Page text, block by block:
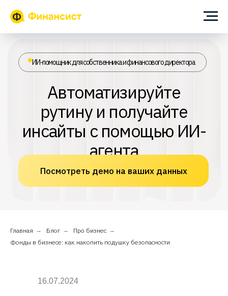
Автоматизируйте
инсайты с помощью ИИ-
агента
Посмотреть демо на ваших данных
Главная → Блог → Про бизнес →
Фонды в бизнесе: как накопить подушку безопасности
16.07.2024